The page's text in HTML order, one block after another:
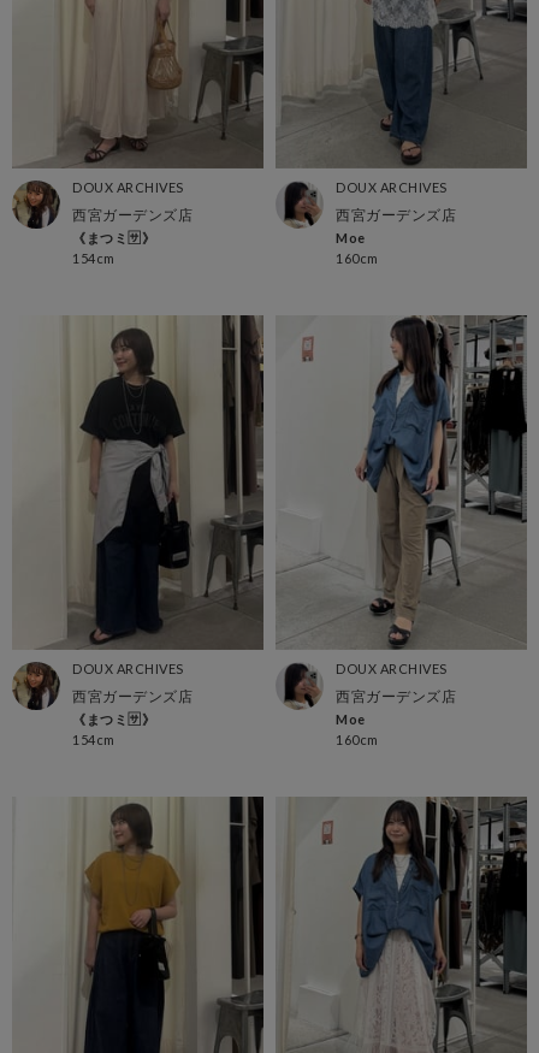
DOUX ARCHIVES
西宮ガーデンズ店
《まつミ🈂️》
154cm
DOUX ARCHIVES
西宮ガーデンズ店
Moe
160cm
DOUX ARCHIVES
西宮ガーデンズ店
《まつミ🈂️》
154cm
DOUX ARCHIVES
西宮ガーデンズ店
Moe
160cm